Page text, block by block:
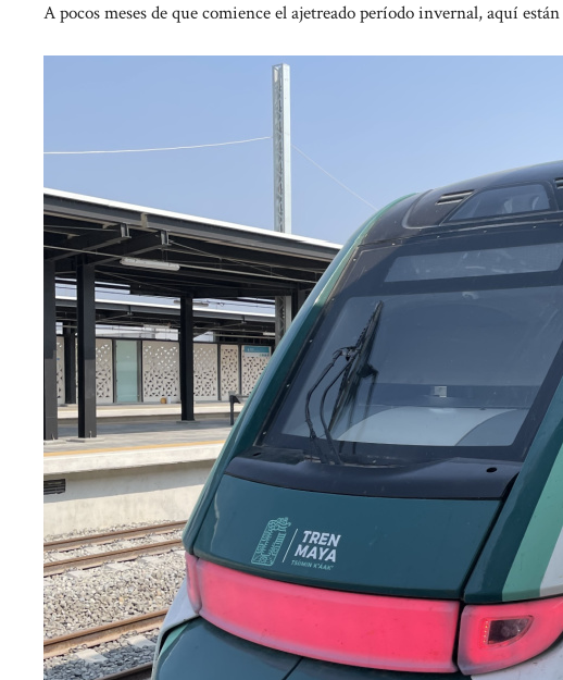
A pocos meses de que comience el ajetreado período invernal, aquí están